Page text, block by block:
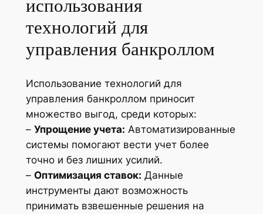
использования
технологий для
управления банкроллом
Использование технологий для
управления банкроллом приносит
множество выгод, среди которых:
– Упрощение учета: Автоматизированные
системы помогают вести учет более
точно и без лишних усилий.
– Оптимизация ставок: Данные
инструменты дают возможность
принимать взвешенные решения на